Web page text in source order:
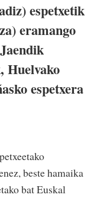
espetxetik
eramango
Huelvako
espetxera
beste hamaika
bat Euskal